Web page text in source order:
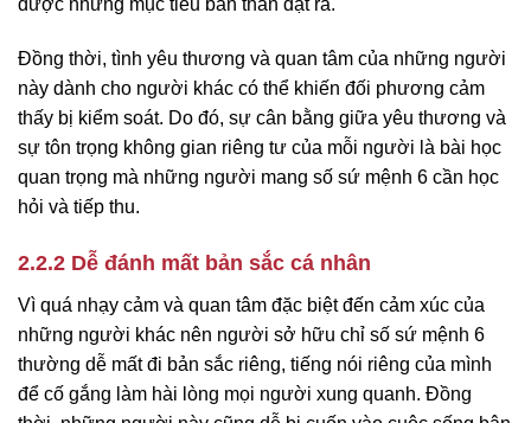
được những mục tiêu bản thân đặt ra.
Đồng thời, tình yêu thương và quan tâm của những người
này dành cho người khác có thể khiến đối phương cảm
thấy bị kiểm soát. Do đó, sự cân bằng giữa yêu thương và
sự tôn trọng không gian riêng tư của mỗi người là bài học
quan trọng mà những người mang số sứ mệnh 6 cần học
hỏi và tiếp thu.
2.2.2 Dễ đánh mất bản sắc cá nhân
Vì quá nhạy cảm và quan tâm đặc biệt đến cảm xúc của
những người khác nên người sở hữu chỉ số sứ mệnh 6
thường dễ mất đi bản sắc riêng, tiếng nói riêng của mình
để cố gắng làm hài lòng mọi người xung quanh. Đồng